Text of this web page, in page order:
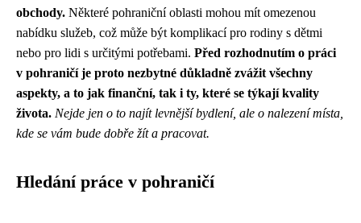
obchody. Některé pohraniční oblasti mohou mít omezenou
nabídku služeb, což může být komplikací pro rodiny s dětmi
nebo pro lidi s určitými potřebami. Před rozhodnutím o práci
v pohraničí je proto nezbytné důkladně zvážit všechny
aspekty, a to jak finanční, tak i ty, které se týkají kvality
života. Nejde jen o to najít levnější bydlení, ale o nalezení místa,
kde se vám bude dobře žít a pracovat.
Hledání práce v pohraničí